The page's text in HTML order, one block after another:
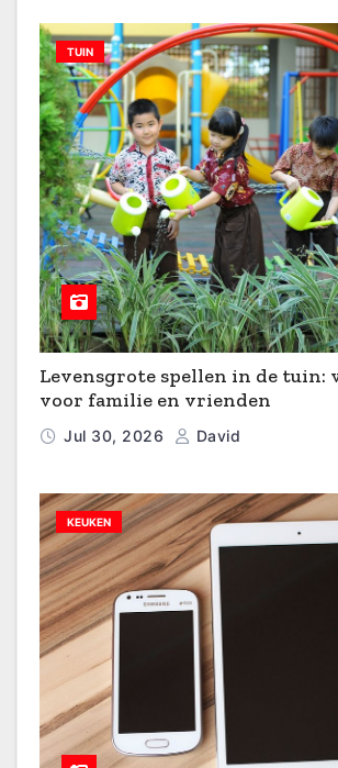
TUIN
Levensgrote spellen in de tuin:
voor familie en vrienden
Jul 30, 2026 David
KEUKEN